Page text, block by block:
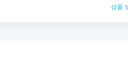
상품